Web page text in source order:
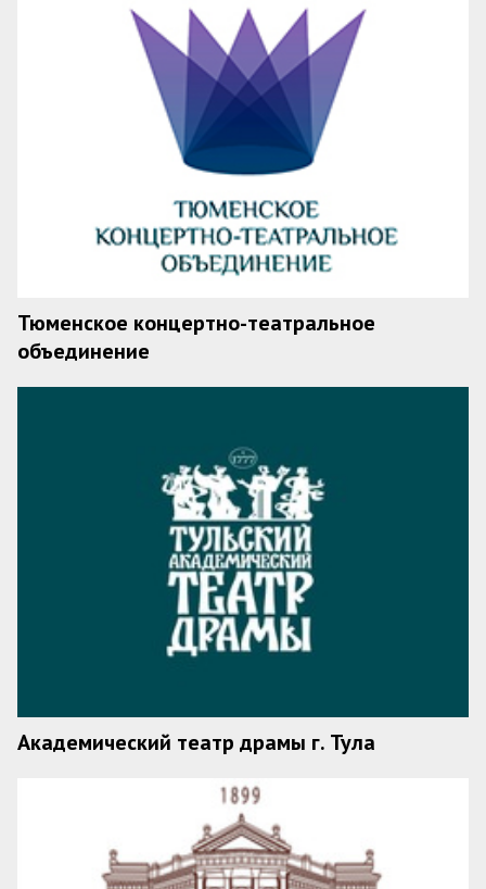
Тюменское концертно-театральное
объединение
Академический театр драмы г. Тула